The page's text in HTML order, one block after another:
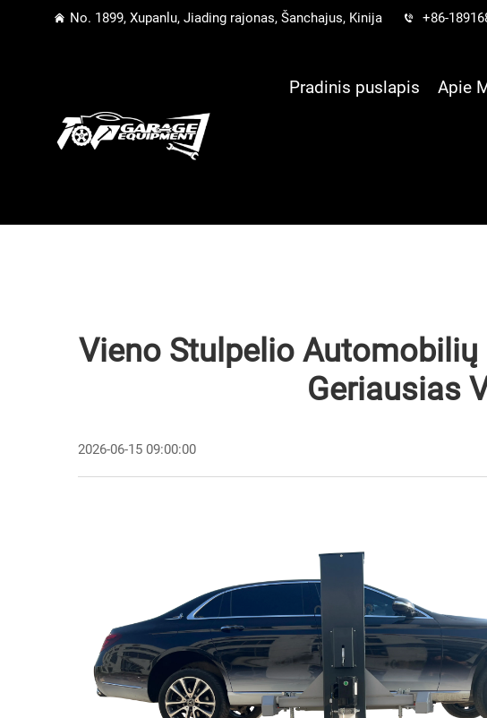
No. 1899, Xupanlu, Jiading rajonas, Šanchajus, Kinija +86-
Pradinis puslapis Apie
Vieno Stulpelio
Geriausias
2026-06-15 09:00:00